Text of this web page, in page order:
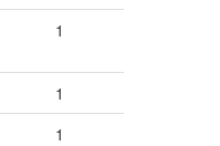
1
1
1